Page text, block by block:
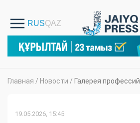
Главная / Новости / Галерея профессий
19.05.2026, 15:45